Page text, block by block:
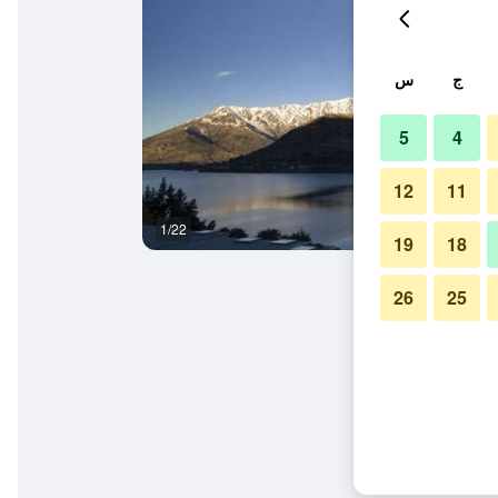
1/22
ج س
4
5
11
12
18
19
25
26